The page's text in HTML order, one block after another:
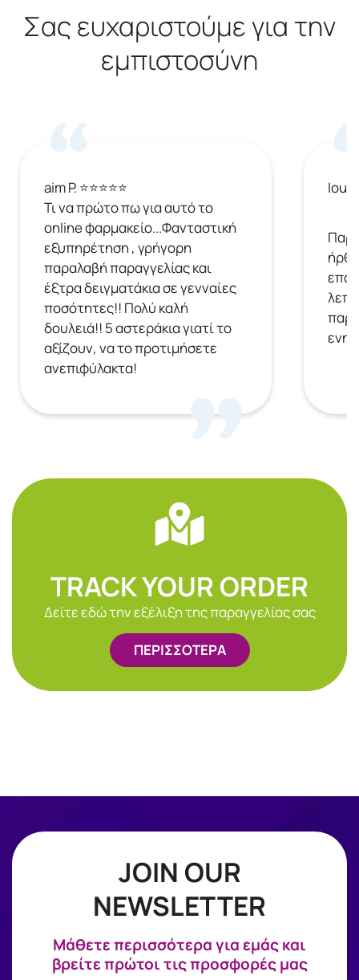
Σας ευχαριστούμε για την
εμπιστοσύνη
aim P. ⭐⭐⭐⭐⭐
Τι να πρώτο πω για αυτό το
online φαρμακείο...Φανταστική
εξυπηρέτηση , γρήγορη
παραλαβή παραγγελίας και
έξτρα δειγματάκια σε γενναίες
ποσότητες!! Πολύ καλή
δουλειά!! 5 αστεράκια γιατί το
αξίζουν, να το προτιμήσετε
ανεπιφύλακτα!
Ioulia
TRACK YOUR ORDER
Δείτε εδώ την εξέλιξη της παραγγελίας σας
ΠΕΡΙΣΣΟΤΕΡΑ
JOIN OUR
NEWSLETTER
Mάθετε περισσότερα για εμάς και
βρείτε πρώτοι τις προσφορές μας